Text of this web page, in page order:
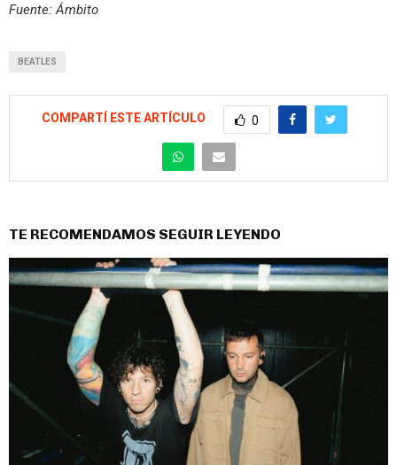
Fuente: Ámbito
BEATLES
COMPARTÍ ESTE ARTÍCULO 0
TE RECOMENDAMOS SEGUIR LEYENDO